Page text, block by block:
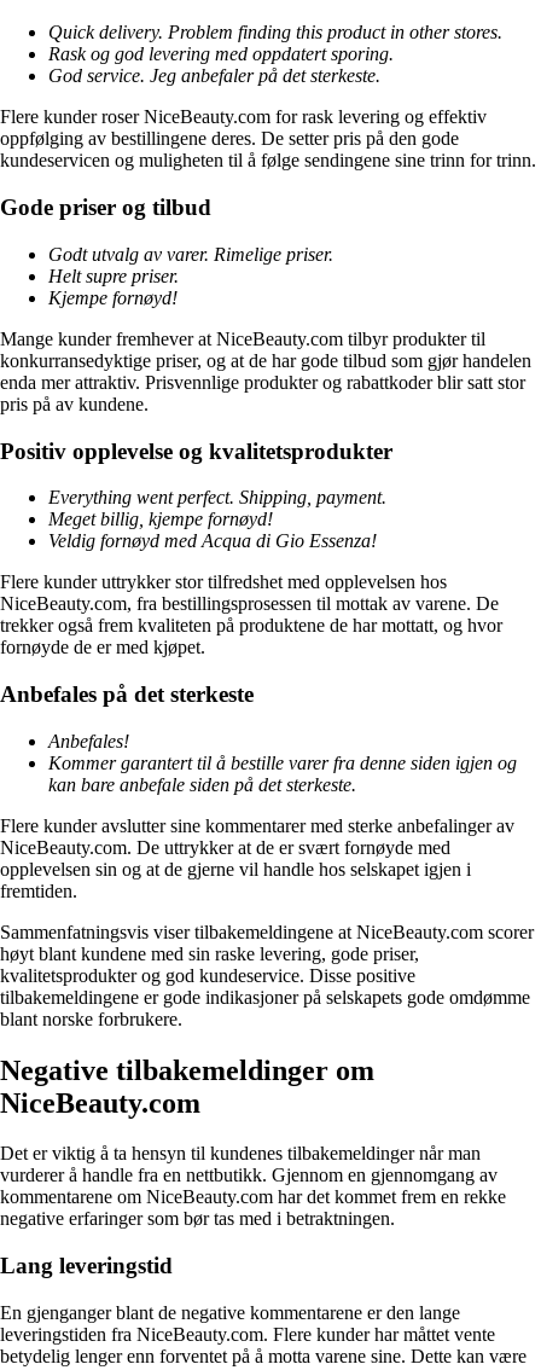
Quick delivery. Problem finding this product in other stores.
Rask og god levering med oppdatert sporing.
God service. Jeg anbefaler på det sterkeste.
Flere kunder roser NiceBeauty.com for rask levering og effektiv
oppfølging av bestillingene deres. De setter pris på den gode
kundeservicen og muligheten til å følge sendingene sine trinn for trinn.
Gode priser og tilbud
Godt utvalg av varer. Rimelige priser.
Helt supre priser.
Kjempe fornøyd!
Mange kunder fremhever at NiceBeauty.com tilbyr produkter til
konkurransedyktige priser, og at de har gode tilbud som gjør handelen
enda mer attraktiv. Prisvennlige produkter og rabattkoder blir satt stor
pris på av kundene.
Positiv opplevelse og kvalitetsprodukter
Everything went perfect. Shipping, payment.
Meget billig, kjempe fornøyd!
Veldig fornøyd med Acqua di Gio Essenza!
Flere kunder uttrykker stor tilfredshet med opplevelsen hos
NiceBeauty.com, fra bestillingsprosessen til mottak av varene. De
trekker også frem kvaliteten på produktene de har mottatt, og hvor
fornøyde de er med kjøpet.
Anbefales på det sterkeste
Anbefales!
Kommer garantert til å bestille varer fra denne siden igjen og
kan bare anbefale siden på det sterkeste.
Flere kunder avslutter sine kommentarer med sterke anbefalinger av
NiceBeauty.com. De uttrykker at de er svært fornøyde med
opplevelsen sin og at de gjerne vil handle hos selskapet igjen i
fremtiden.
Sammenfatningsvis viser tilbakemeldingene at NiceBeauty.com scorer
høyt blant kundene med sin raske levering, gode priser,
kvalitetsprodukter og god kundeservice. Disse positive
tilbakemeldingene er gode indikasjoner på selskapets gode omdømme
blant norske forbrukere.
Negative tilbakemeldinger om
NiceBeauty.com
Det er viktig å ta hensyn til kundenes tilbakemeldinger når man
vurderer å handle fra en nettbutikk. Gjennom en gjennomgang av
kommentarene om NiceBeauty.com har det kommet frem en rekke
negative erfaringer som bør tas med i betraktningen.
Lang leveringstid
En gjenganger blant de negative kommentarene er den lange
leveringstiden fra NiceBeauty.com. Flere kunder har måttet vente
betydelig lenger enn forventet på å motta varene sine. Dette kan være